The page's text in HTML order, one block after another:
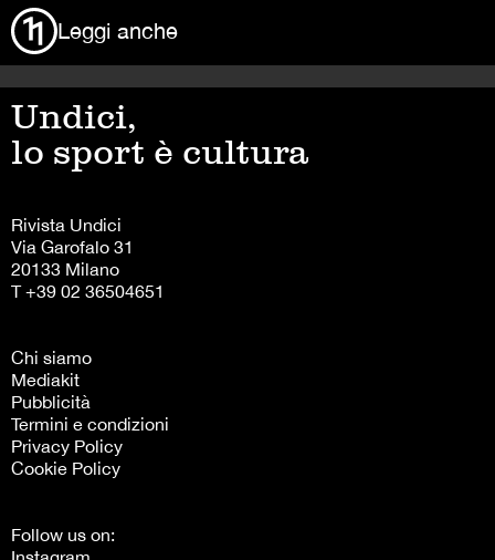
Leggi anche
Undici,
lo sport è cultura
Rivista Undici
Via Garofalo 31
20133 Milano
T +39 02 36504651
Chi siamo
Mediakit
Pubblicità
Termini e condizioni
Privacy Policy
Cookie Policy
Follow us on: